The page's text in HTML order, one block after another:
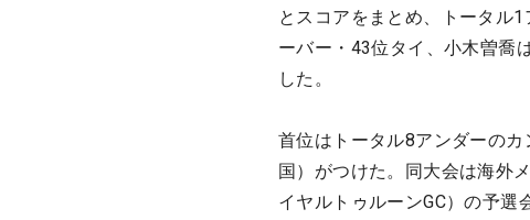
とスコアをまとめ、トータル
ーバー・43位タイ、小木曽喬
した。
首位はトータル8アンダーの
国）がつけた。同大会は海外
イヤルトゥルーンGC）の予